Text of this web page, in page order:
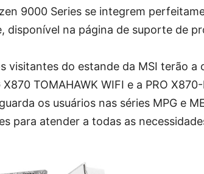
9000 Series se integrem
disponível na página de suporte de
visitantes do estande da MSI terão a
TOMAHAWK WIFI e a PRO
os usuários nas séries MPG e
para atender a todas as